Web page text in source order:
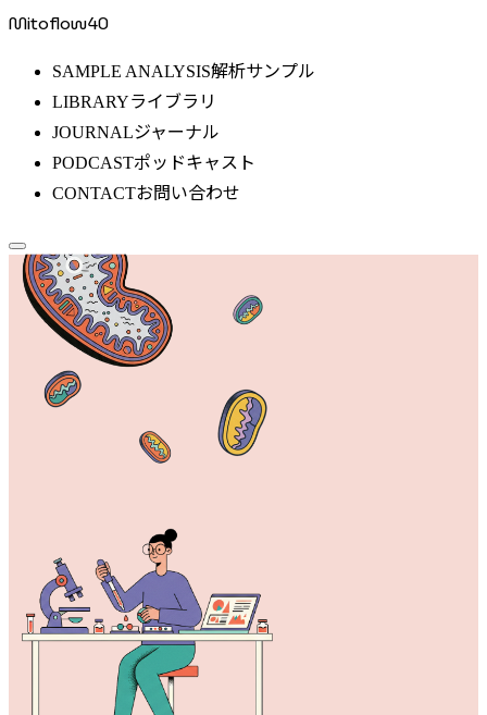
Mitoflow40
SAMPLE ANALYSIS解析サンプル
LIBRARYライブラリ
JOURNALジャーナル
PODCASTポッドキャスト
CONTACTお問い合わせ